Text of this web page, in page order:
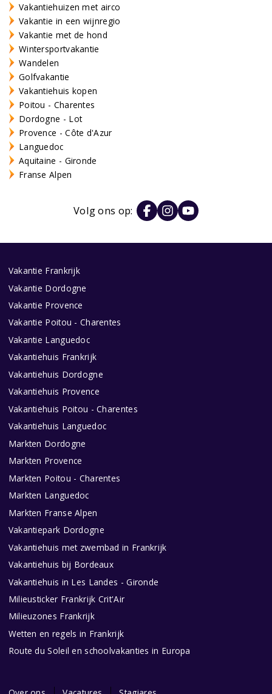
Vakantiehuizen met airco
Vakantie in een wijnregio
Vakantie met de hond
Wintersportvakantie
Wandelen
Golfvakantie
Vakantiehuis kopen
Poitou - Charentes
Dordogne - Lot
Provence - Côte d'Azur
Languedoc
Aquitaine - Gironde
Franse Alpen
Volg ons op:
Vakantie Frankrijk
Vakantie Dordogne
Vakantie Provence
Vakantie Poitou - Charentes
Vakantie Languedoc
Vakantiehuis Frankrijk
Vakantiehuis Dordogne
Vakantiehuis Provence
Vakantiehuis Poitou - Charentes
Vakantiehuis Languedoc
Markten Dordogne
Markten Provence
Markten Poitou - Charentes
Markten Languedoc
Markten Franse Alpen
Vakantiepark Dordogne
Vakantiehuis met zwembad in Frankrijk
Vakantiehuis bij Bordeaux
Vakantiehuis in Les Landes - Gironde
Milieusticker Frankrijk Crit'Air
Milieuzones Frankrijk
Wetten en regels in Frankrijk
Route du Soleil en schoolvakanties in Europa